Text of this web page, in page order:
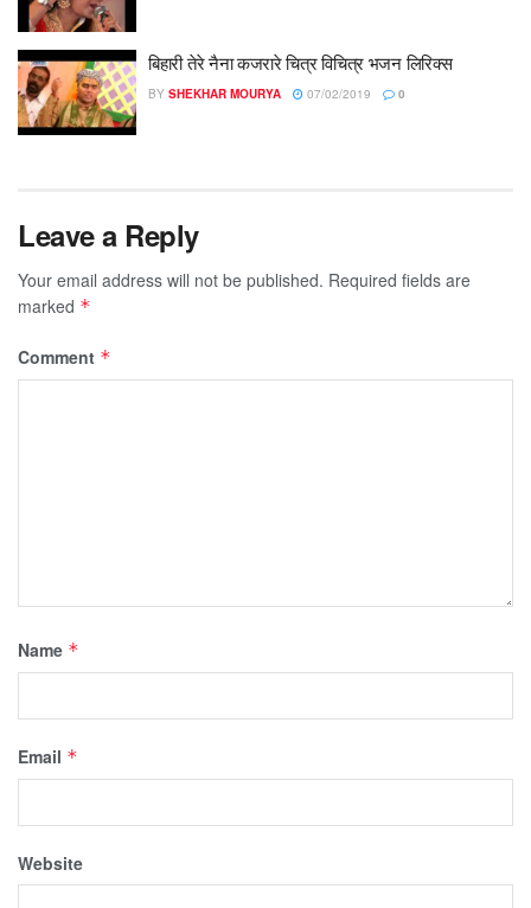
बिहारी तेरे नैना कजरारे चित्र विचित्र भजन लिरिक्स
BY SHEKHAR MOURYA 07/02/2019 0
Leave a Reply
Your email address will not be published. Required fields are
marked *
Comment *
Name *
Email *
Website